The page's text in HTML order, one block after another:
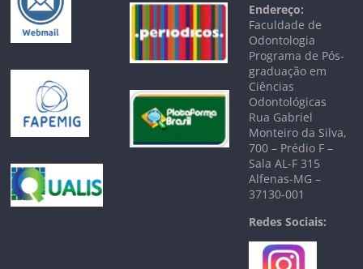
Endereço:
Faculdade de
Odontologia
Programa de Pós-
graduação em
Ciências
Odontológicas
Rua Gabriel
Monteiro da Silva,
700 – Prédio F –
Sala AL-F 315
Alfenas-MG –
37130-001
Redes Sociais: